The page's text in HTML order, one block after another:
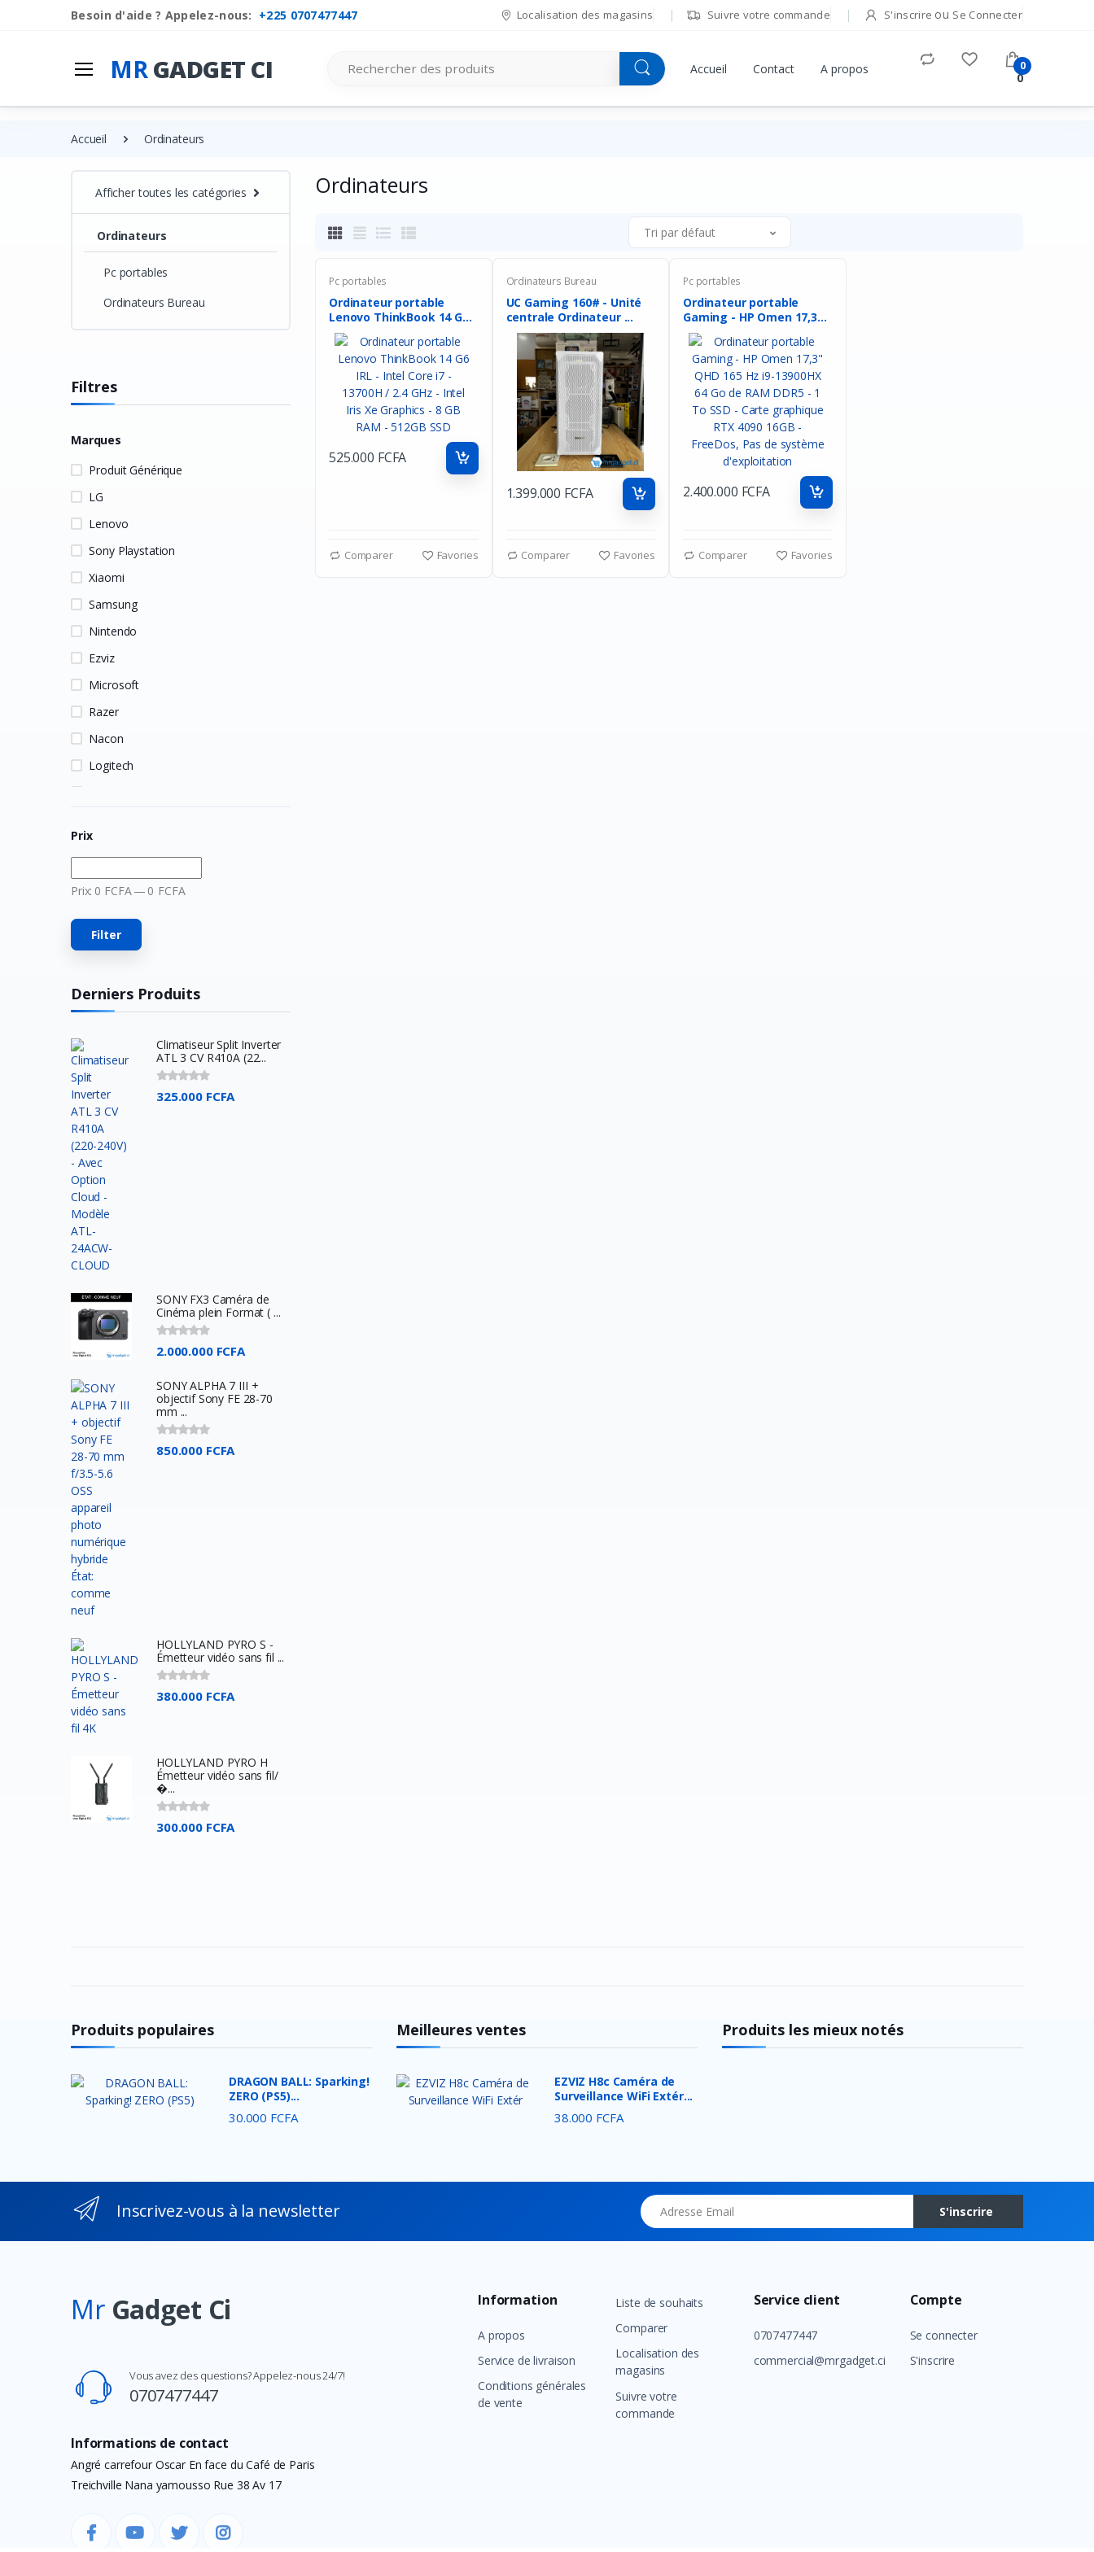
Besoin d'aide ? Appelez-nous: +225 0707477447 Localisation des magasins Suivre votre commande S'inscrire ou Se Connecter
MRGADGET CI Accueil Contact A propos 0
0
Accueil Ordinateurs
Afficher toutes les catégories
Ordinateurs
Pc portables
Ordinateurs Bureau
Filtres
Marques
Produit Générique
LG
Lenovo
Sony Playstation
Xiaomi
Samsung
Nintendo
Ezviz
Microsoft
Razer
Nacon
Logitech
LDNIO
SanDisk
Turtle Beach
Veger
Western Digital
Asus
Comfast
Acer
SkullCandy
JBL
BOSE
SONY
Oculus
TP-Link
Philips
HyperX
Seagate
Toshiba
Meetion
Byintek
Wacom
Dell
SteelSeries
Harman kardon
Google
Jcpal
Lexar
Crucial
Nokia
Intel
ANSMANN
Motospeed
UGREEN
Premax
PTZVISION
Corsair
AMD
MECOOL
BenQ
Le IDEA
DJI
GUESS
Kaspersky
Prix
Prix: 0 FCFA— 0 FCFA
Filter
Derniers Produits
Climatiseur Split Inverter
ATL 3 CV R410A (22...
325.000 FCFA
SONY FX3 Caméra de
Cinéma plein Format ( ...
2.000.000 FCFA
SONY ALPHA 7 III +
objectif Sony FE 28-70
mm ...
850.000 FCFA
HOLLYLAND PYRO S -
Émetteur vidéo sans fil ...
380.000 FCFA
HOLLYLAND PYRO H
Émetteur vidéo sans fil/
�...
300.000 FCFA
Ordinateurs
Tri par défaut
Pc portables
Ordinateur portable
Lenovo ThinkBook 14 G6
IR...
525.000 FCFA
Comparer Favories
Ordinateurs Bureau
UC Gaming 160# - Unité
centrale Ordinateur ...
1.399.000 FCFA
Comparer Favories
Pc portables
Ordinateur portable
Gaming - HP Omen 17,3"
Q...
2.400.000 FCFA
Comparer Favories
Produits populaires
DRAGON BALL: Sparking!
ZERO (PS5)...
30.000 FCFA
Meilleures ventes
EZVIZ H8c Caméra de
Surveillance WiFi Extér...
38.000 FCFA
Produits les mieux notés
Inscrivez-vous à la newsletter Adresse Email
S'inscrire
Mr Gadget Ci
Vous avez des questions? Appelez-nous 24/7!
0707477447
Informations de contact
Angré carrefour Oscar En face du Café de Paris
Treichville Nana yamousso Rue 38 Av 17
Information
A propos
Service de livraison
Conditions générales
de vente
Liste de souhaits
Comparer
Localisation des
magasins
Suivre votre
commande
Service client
0707477447
commercial@mrgadget.ci
Compte
Se connecter
S'inscrire